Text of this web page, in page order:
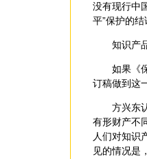
没有现行中
平”保护的结
知识产品
如果《保
订稿做到这
方兴东认
有形财产不
人们对知识
见的情况是